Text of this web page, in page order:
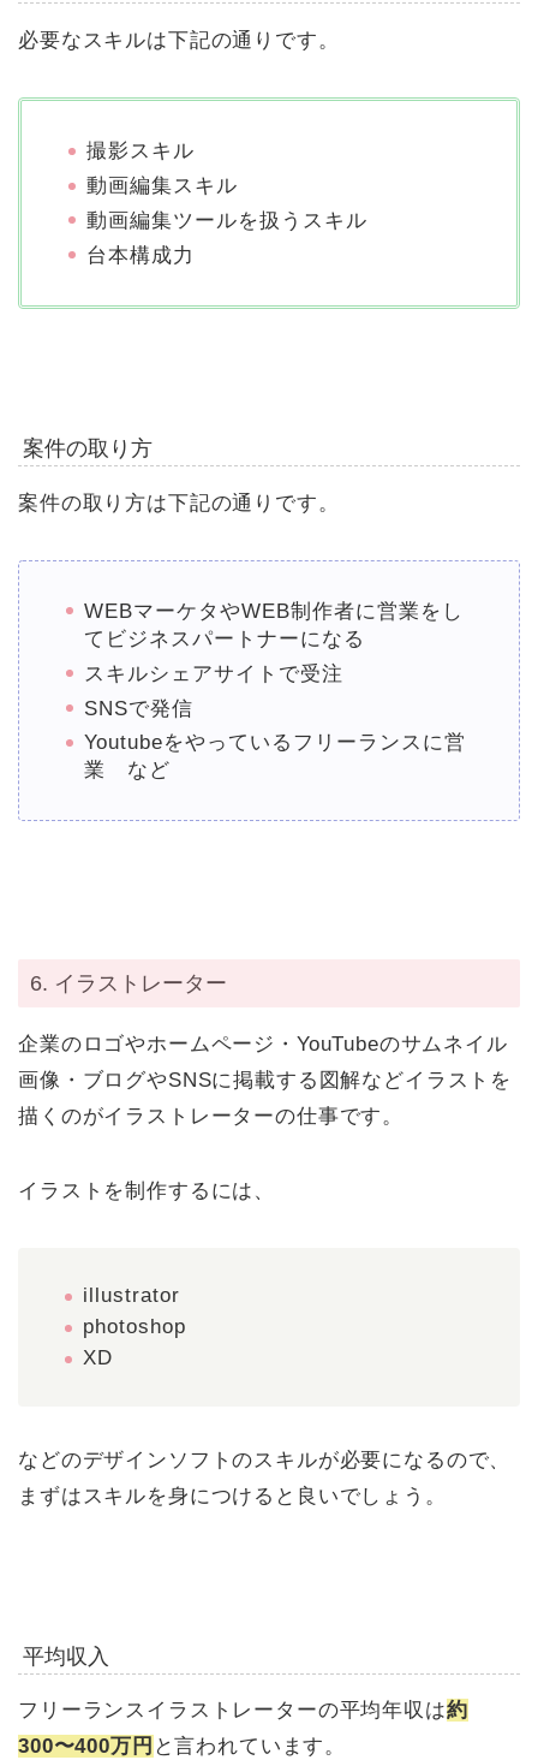
必要なスキルは下記の通りです。
撮影スキル
動画編集スキル
動画編集ツールを扱うスキル
台本構成力
案件の取り方
案件の取り方は下記の通りです。
WEBマーケタやWEB制作者に営業をし
てビジネスパートナーになる
スキルシェアサイトで受注
SNSで発信
Youtubeをやっているフリーランスに営
業 など
6. イラストレーター
企業のロゴやホームページ・YouTubeのサムネイル
画像・ブログやSNSに掲載する図解などイラストを
描くのがイラストレーターの仕事です。
イラストを制作するには、
illustrator
photoshop
XD
などのデザインソフトのスキルが必要になるので、
まずはスキルを身につけると良いでしょう。
平均収入
フリーランスイラストレーターの平均年収は約
300〜400万円 と言われています。